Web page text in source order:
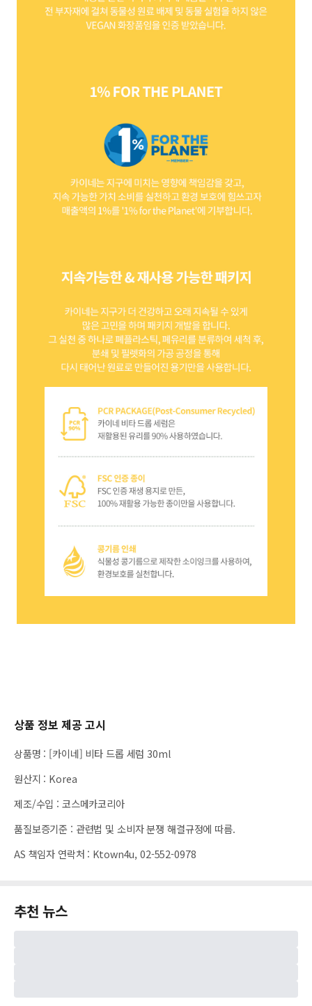
상품 정보 제공 고시
상품명 : [카이네] 비타 드롭 세럼 30ml
원산지 : Korea
제조/수입 : 코스메카코리아
품질보증기준 : 관련법 및 소비자 분쟁 해결규정에 따름.
AS 책임자 연락처 : Ktown4u, 02-552-0978
추천 뉴스